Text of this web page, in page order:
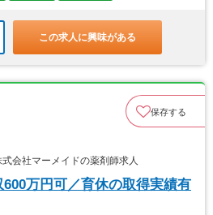
この求人に興味がある
保存する
社マーメイドの薬剤師求人
600万円可／育休の取得実績有